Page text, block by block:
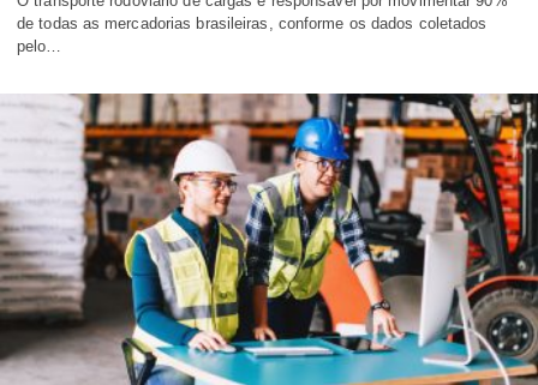
de todas as mercadorias brasileiras, conforme os dados coletados
pelo…